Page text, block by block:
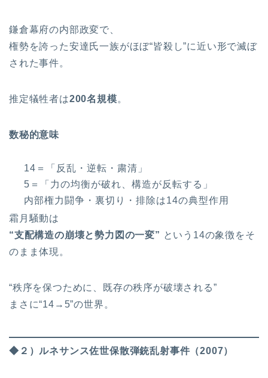
鎌倉幕府の内部政変で、
権勢を誇った安達氏一族がほぼ“皆殺し”に近い形で滅ぼ
された事件。
推定犠牲者は200名規模。
数秘的意味
14＝「反乱・逆転・粛清」
5＝「力の均衡が破れ、構造が反転する」
内部権力闘争・裏切り・排除は14の典型作用
霜月騒動は
“支配構造の崩壊と勢力図の一変” という14の象徴をそ
のまま体現。
“秩序を保つために、既存の秩序が破壊される”
まさに“14→5”の世界。
◆２）ルネサンス佐世保散弾銃乱射事件（2007）